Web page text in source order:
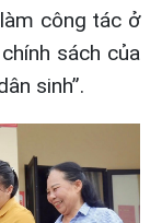
công tác ở
sách của
sinh”.